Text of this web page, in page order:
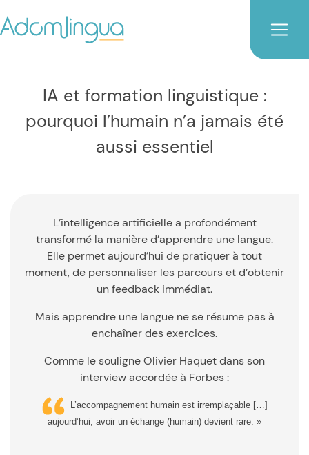
IA et formation linguistique :
pourquoi l’humain n’a jamais été
aussi essentiel
L’intelligence artificielle a profondément
transformé la manière d’apprendre une langue.
Elle permet aujourd’hui de pratiquer à tout
moment, de personnaliser les parcours et d’obtenir
un feedback immédiat.
Mais apprendre une langue ne se résume pas à
enchaîner des exercices.
Comme le souligne Olivier Haquet dans son
interview accordée à Forbes :
L’accompagnement humain est irremplaçable […]
aujourd’hui, avoir un échange (humain) devient rare. »